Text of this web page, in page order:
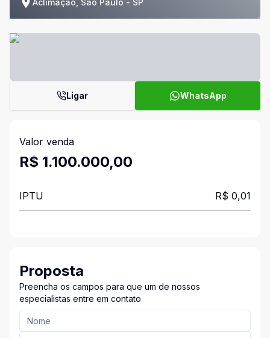
Aclimação, São Paulo - SP
Ligar WhatsApp
Valor venda
R$ 1.100.000,00
IPTU R$ 0,01
Proposta
Preencha os campos para que um de nossos
especialistas entre em contato